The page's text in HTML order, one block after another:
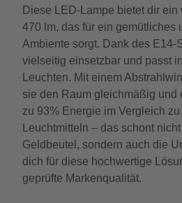
Diese LED-Lampe bietet dir
470 lm, das für ein gemütliches
Ambiente sorgt. Dank des E14-
vielseitig einsetzbar und passt
Leuchten. Mit einem
sie den Raum gleichmäßig und
zu 93% Energie im Vergleich
Leuchtmitteln – das schont
Geldbeutel, sondern auch die
dich für diese hochwertige
geprüfte Markenqualität.